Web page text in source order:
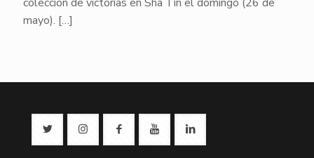
mayo). […]